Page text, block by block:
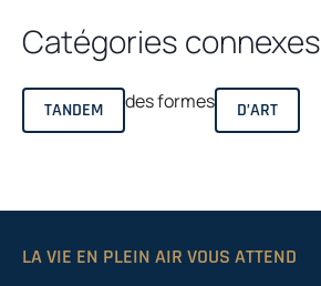
Catégories connexes
TANDEM des formes D’ART
LA VIE EN PLEIN AIR VOUS ATTEND